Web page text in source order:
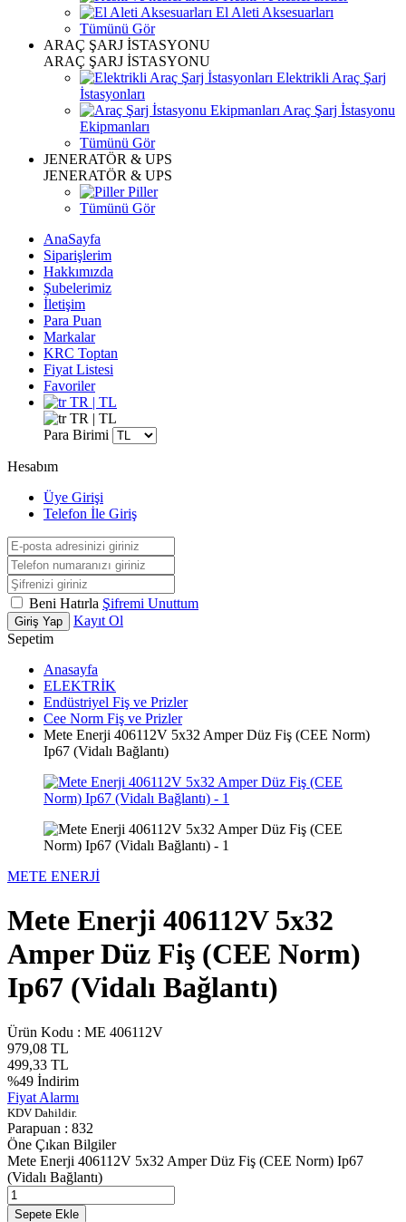
El Aleti Aksesuarları
Tümünü Gör
ARAÇ ŞARJ İSTASYONU
ARAÇ ŞARJ İSTASYONU
Elektrikli Araç Şarj
İstasyonları
Araç Şarj İstasyonu
Ekipmanları
Tümünü Gör
JENERATÖR & UPS
JENERATÖR & UPS
Piller
Tümünü Gör
AnaSayfa
Siparişlerim
Hakkımızda
Şubelerimiz
İletişim
Para Puan
Markalar
KRC Toptan
Fiyat Listesi
Favoriler
TR | TL
TR | TL
Para Birimi
Hesabım
Üye Girişi
Telefon İle Giriş
Beni Hatırla Şifremi Unuttum
Giriş Yap
Kayıt Ol
Sepetim
Anasayfa
ELEKTRİK
Endüstriyel Fiş ve Prizler
Cee Norm Fiş ve Prizler
Mete Enerji 406112V 5x32 Amper Düz Fiş (CEE Norm)
Ip67 (Vidalı Bağlantı)
METE ENERJİ
Mete Enerji 406112V 5x32
Amper Düz Fiş (CEE Norm)
Ip67 (Vidalı Bağlantı)
Ürün Kodu : ME 406112V
979,08 TL
499,33 TL
%49 İndirim
Fiyat Alarmı
KDV Dahildir.
Parapuan : 832
Öne Çıkan Bilgiler
Mete Enerji 406112V 5x32 Amper Düz Fiş (CEE Norm) Ip67
(Vidalı Bağlantı)
Sepete Ekle